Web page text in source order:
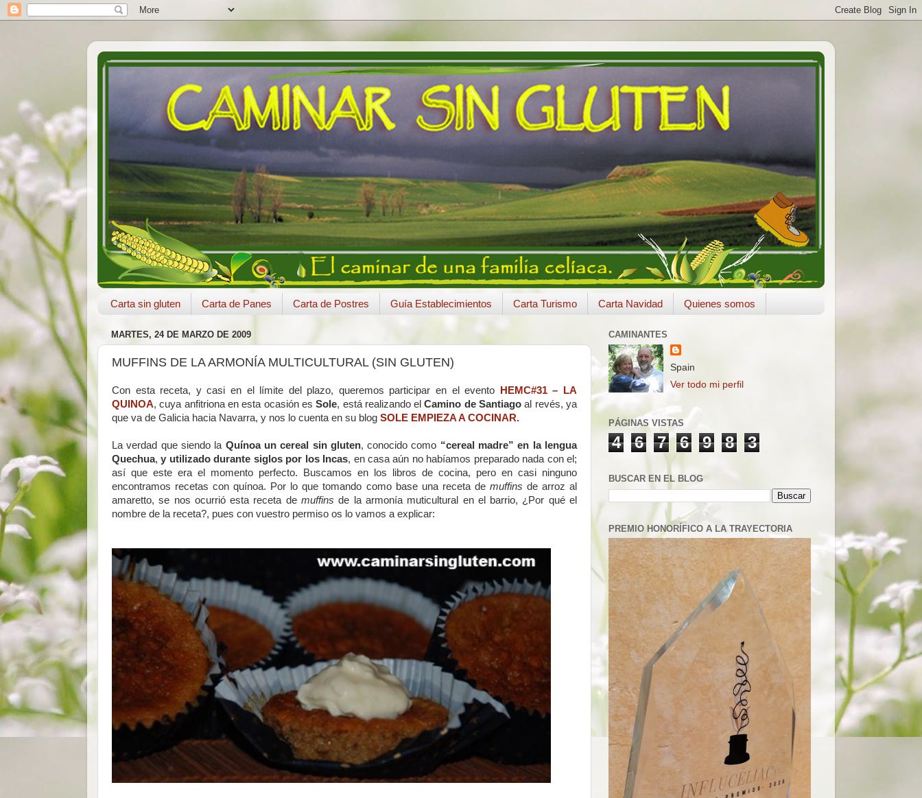
Carta sin gluten Carta de Panes Carta de Postres Guía Establecimientos Carta Turismo Carta Navidad Quienes somos
MARTES, 24 DE MARZO DE 2009
MUFFINS DE LA ARMONÍA MULTICULTURAL (SIN GLUTEN)
Con esta receta, y casi en el límite del plazo, queremos participar en el evento
HEMC#31 – LA
QUINOA, cuya anfitriona en esta ocasión esSole, está realizando elCamino de Santiago al revés, ya
que va de Galicia hacia Navarra, y nos lo cuenta en su blog SOLE EMPIEZA A COCINAR.
La verdad que siendo la Quínoa un cereal sin gluten, conocido como “cereal madre” en la lengua
Quechua,y utilizado durante siglos por los Incas, en casa aún no habíamos preparado nada con el;
así que este era el momento perfecto. Buscamos en los libros de cocina, pero en casi ninguno
encontramos recetas con quínoa. Por lo que tomando como base una receta de muffins de arroz al
amaretto, se nos ocurrió esta receta demuffinsde la armonía muticultural en el barrio, ¿Por qué el
nombre de la receta?, pues con vuestro permiso os lo vamos a explicar:
CAMINANTES
Spain
Ver todo mi perfil
PÁGINAS VISTAS
4 6 7 6 9 8 3
BUSCAR EN EL BLOG
PREMIO HONORÍFICO A LA TRAYECTORIA